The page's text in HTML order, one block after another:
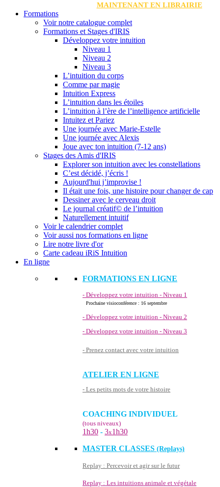
MAINTENANT EN LIBRAIRIE
Formations
Voir notre catalogue complet
Formations et Stages d'IRIS
Développez votre intuition
Niveau 1
Niveau 2
Niveau 3
L’intuition du corps
Comme par magie
Intuition Express
L’intuition dans les étoiles
L’intuition à l’ère de l’intelligence artificielle
Intuitez et Pariez
Une journée avec Marie-Estelle
Une journée avec Alexis
Joue avec ton intuition (7-12 ans)
Stages des Amis d'IRIS
Explorer son intuition avec les constellations
C’est décidé, j’écris !
Aujourd'hui j’improvise !
Il était une fois, une histoire pour changer de cap
Dessiner avec le cerveau droit
Le journal créatif© de l’intuition
Naturellement intuitif
Voir le calendrier complet
Voir aussi nos formations en ligne
Lire notre livre d'or
Carte cadeau iRiS Intuition
En ligne
FORMATIONS EN LIGNE
- Développez votre intuition - Niveau 1
Prochaine visioconférence : 16 septembre
- Développez votre intuition - Niveau 2
- Développez votre intuition - Niveau 3
- Prenez contact avec votre intuition
ATELIER EN LIGNE
- Les petits mots de votre histoire
COACHING INDIVIDUEL
(tous niveaux)
1h30 - 3x1h30
MASTER CLASSES (Replays)
Replay : Percevoir et agir sur le futur
Replay : Les intuitions animale et végétale